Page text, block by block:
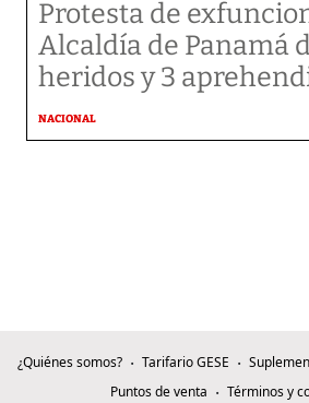
Protesta de
Alcaldía de Panamá
heridos y 3
NACIONAL
¿Quiénes somos? Tarifario GESE
Puntos de venta
Términos y